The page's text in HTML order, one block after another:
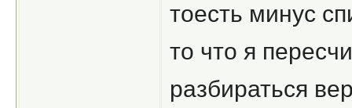
тоесть минус
то что я
разбираться